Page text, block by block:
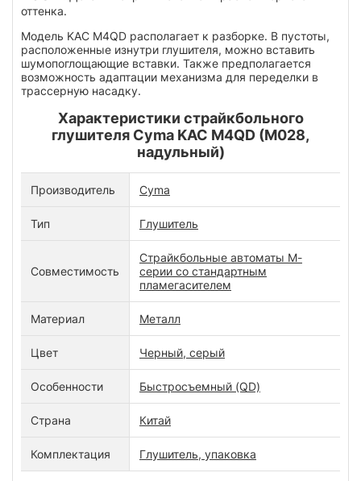
оттенка.
Модель KAC M4QD располагает к разборке. В пустоты,
расположенные изнутри глушителя, можно вставить
шумопоглощающие вставки. Также предполагается
возможность адаптации механизма для переделки в
трассерную насадку.
Характеристики страйкбольного
глушителя Cyma KAC M4QD (M028,
надульный)
Производитель Cyma
Тип Глушитель
Совместимость
Страйкбольные автоматы М-
серии со стандартным
пламегасителем
Материал Металл
Цвет Черный, серый
Особенности Быстросъемный (QD)
Страна Китай
Комплектация Глушитель, упаковка